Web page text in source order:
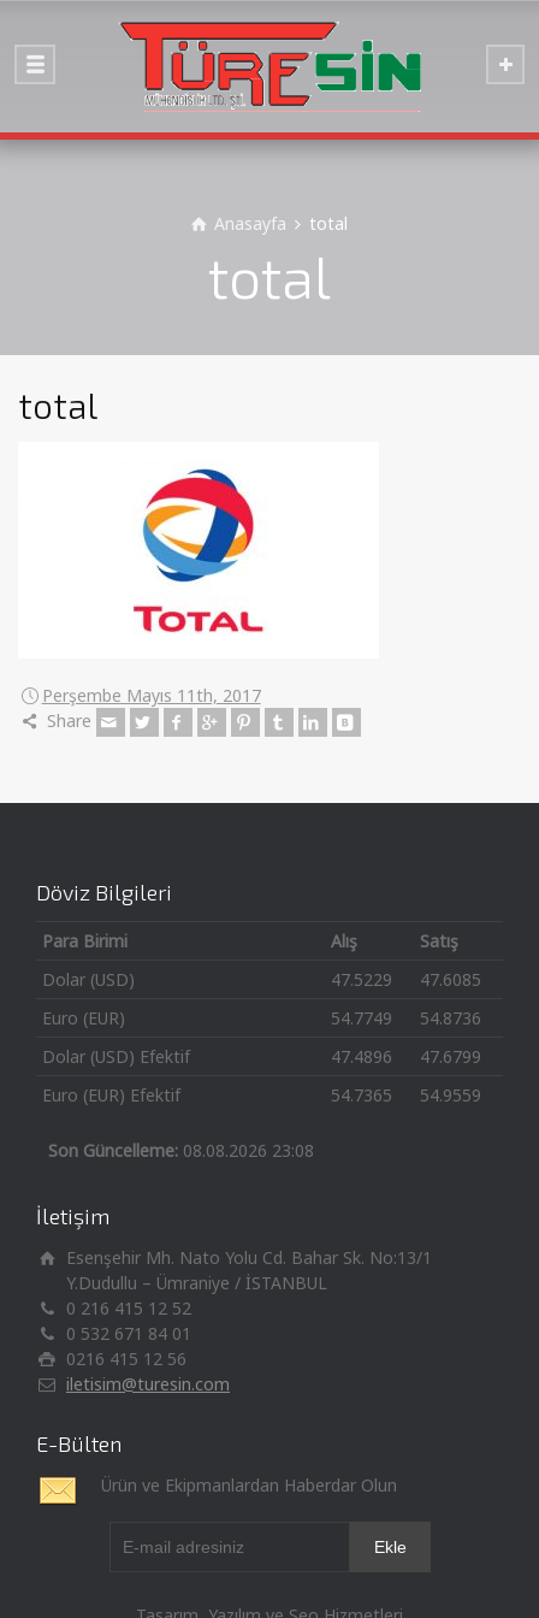
Anasayfa total
total
total
Perşembe Mayıs 11th, 2017
Share
Döviz Bilgileri
Para Birimi Alış
Satış
Dolar (USD)
47.5229
47.6085
Euro (EUR)
54.7749
54.8736
Dolar (USD) Efektif
47.4896
47.6799
Euro (EUR) Efektif
54.7365 54.9559
Son Güncelleme: 08.08.2026 23:08
İletişim
Esenşehir Mh. Nato Yolu Cd. Bahar Sk. No:13/1
Y.Dudullu – Ümraniye / İSTANBUL
0 216 415 12 52
0 532 671 84 01
0216 415 12 56
iletisim@turesin.com
E-Bülten
Ürün ve Ekipmanlardan Haberdar Olun